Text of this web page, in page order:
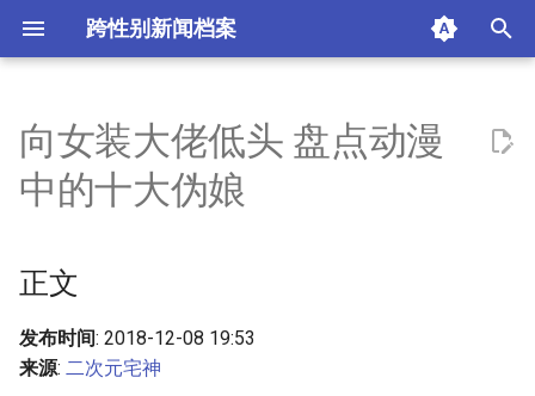
跨性别新闻档案
i
a
l
i
正文
NO.9 夏尔·凡多姆海伍《黑执
NO.8 幽鬼丸《火影忍者》
向女装大佬低头 盘点动漫
中的十大伪娘
正文
发布时间: 2018-12-08 19:53
来源: 二次元宅神